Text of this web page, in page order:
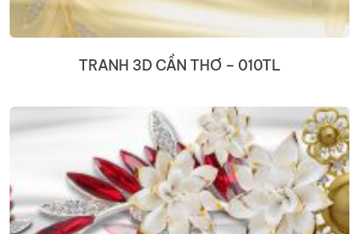
TRANH 3D CẦN THƠ – 010TL